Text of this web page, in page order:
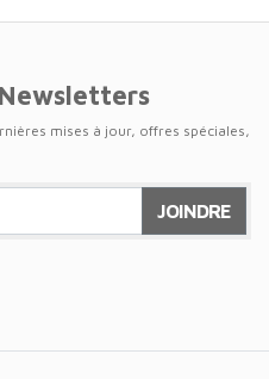
mises à jour, offres spéciales,
JOINDRE